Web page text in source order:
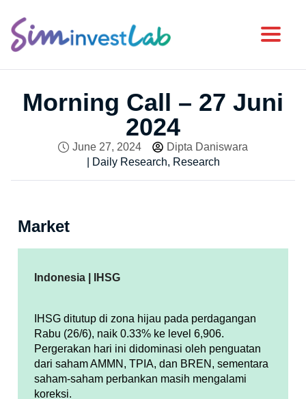
Morning Call – 27 Juni
2024
June 27, 2024
Dipta Daniswara
Daily Research, Research
Market
Indonesia | IHSG
IHSG ditutup di zona hijau pada perdagangan
Rabu (26/6), naik 0.33% ke level 6,906.
Pergerakan hari ini didominasi oleh penguatan
dari saham AMMN, TPIA, dan BREN, sementara
saham-saham perbankan masih mengalami
koreksi.